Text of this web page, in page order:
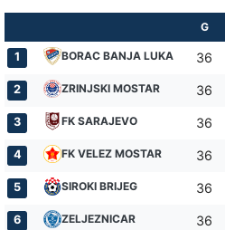
G
1 BORAC BANJA LUKA 36
2 ZRINJSKI MOSTAR 36
3 FK SARAJEVO 36
4 FK VELEZ MOSTAR 36
5 SIROKI BRIJEG 36
6 ZELJEZNICAR 36